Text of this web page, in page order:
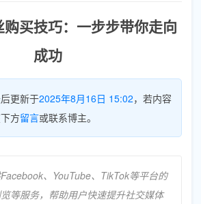
买技巧：一步步带你走向
成功
更新于2025年8月16日 15:02，若内容
方留言或联系博主。
、YouTube、TikTok等平台的
等服务，帮助用户快速提升社交媒体